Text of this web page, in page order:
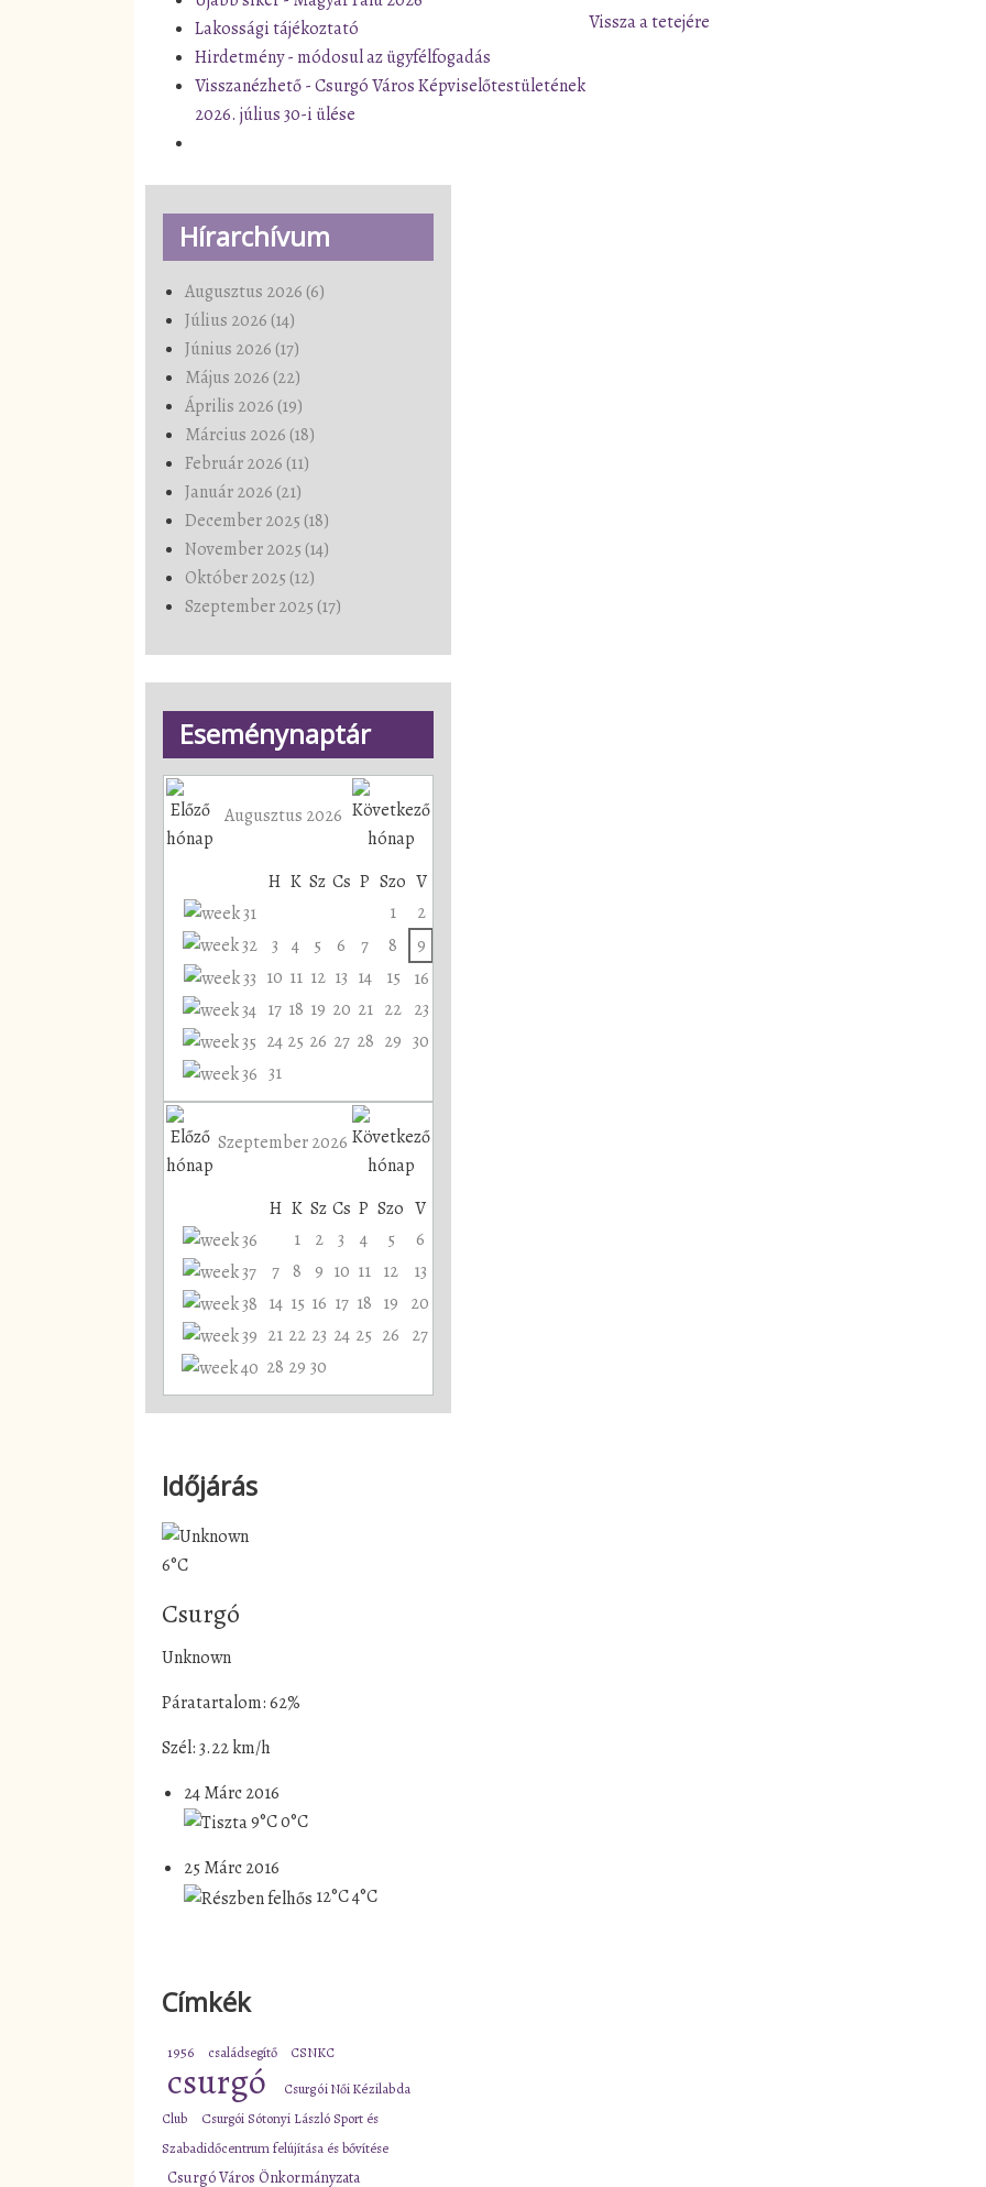
Lakossági tájékoztató
Hirdetmény - módosul az ügyfélfogadás
Visszanézhető - Csurgó Város Képviselőtestületének
2026. július 30-i ülése
Vissza a tetejére
Hírarchívum
Augusztus 2026 (6)
Július 2026 (14)
Június 2026 (17)
Május 2026 (22)
Április 2026 (19)
Március 2026 (18)
Február 2026 (11)
Január 2026 (21)
December 2025 (18)
November 2025 (14)
Október 2025 (12)
Szeptember 2025 (17)
Eseménynaptár
Augusztus 2026
H K Sz Cs P Szo V
1
2
3 4 5 6 7 8
9
10 11 12 13 14 15
16
17 18 19 20 21 22 23
24 25 26 27 28 29 30
31
Szeptember 2026
H K Sz Cs P Szo V
1
2 3 4 5
6
7 8 9 10 11 12
13
14 15 16 17 18 19 20
21 22 23 24 25 26 27
28 29 30
Időjárás
6°C
Csurgó
Unknown
Páratartalom: 62%
Szél: 3.22 km/h
24 Márc 2016
9°C0°C
25 Márc 2016
12°C4°C
Címkék
1956 családsegítő CSNKC
csurgó
Csurgói Női Kézilabda
Club
Csurgói Sótonyi László Sport és
Szabadidőcentrum felújítása és bővítése
Csurgó Város Önkormányzata